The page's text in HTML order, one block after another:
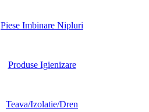
Piese Imbinare Nipluri
Produse Igienizare
Teava/Izolatie/Dren